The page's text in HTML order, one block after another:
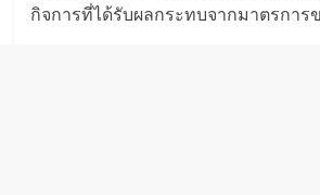
กิจการที่ได้รับผลกระทบจากมาตรการ